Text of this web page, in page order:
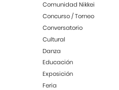
Comunidad Nikkei
Concurso / Torneo
Conversatorio
Cultural
Danza
Educación
Exposición
Feria